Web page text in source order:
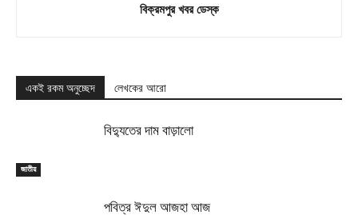
বিক্রমপুর খবর ডেস্ক
একই রকম অনুচ্ছেদ লেখকের আরো
জাতীয়
বিদ্যুতের দাম বাড়ালো
পবিত্র ঈদুল আজহা আজ